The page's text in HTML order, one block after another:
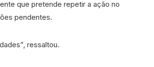
que pretende repetir a ação no
pendentes.
ressaltou.